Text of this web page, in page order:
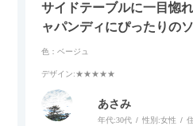
サイドテーブルに一目惚
ャパンディにぴったりの
色：ベージュ
デザイン:★★★★★
あさみ
年代:30代 性別:女性